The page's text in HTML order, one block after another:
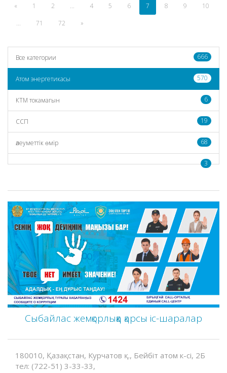
« 1 2 ... 4 5 6 7 8 9
10
...
71 72 »
Все категории 666
Атом энергетикасы 570
КТМ токамагын 6
CCП 19
әлеуметтік өмір 68
3
Сыбайлас жемқорлыққа қарсы іс-шаралар
180010, Қазақстан, Курчатов қ., Бейбіт атом к-сі, 2Б
тел: (722-51) 3-33-33,